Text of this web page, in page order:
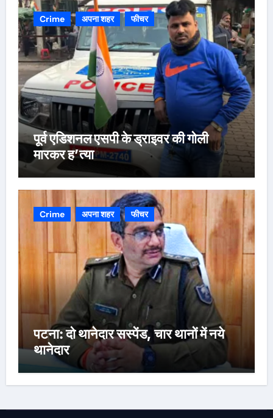
Crime अपना शहर फीचर
पूर्व एडिशनल एसपी के ड्राइवर की गोली
मारकर ह’त्या
Crime अपना शहर फीचर
पटना: दो थानेदार सस्पेंड, चार थानों में नये
थानेदार